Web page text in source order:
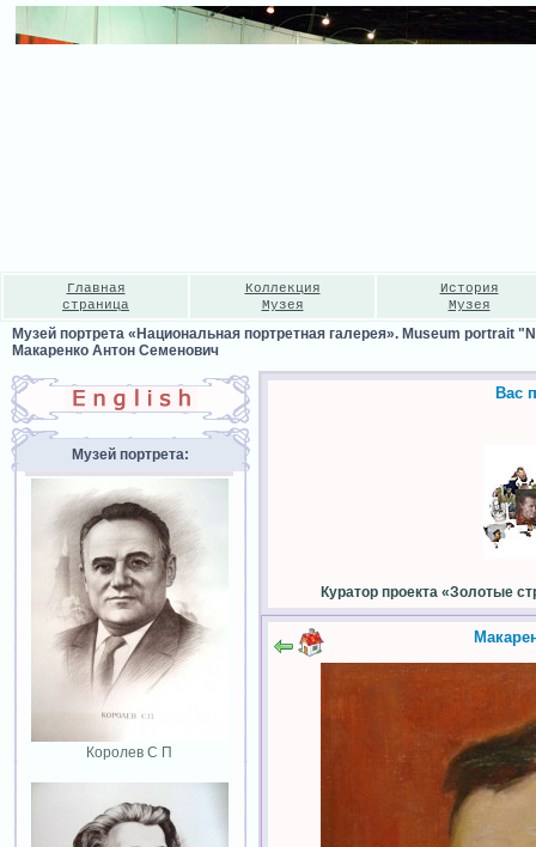
Главная
страница
Коллекция
Музея
История
Музея
Музей портрета «Национальная портретная галерея». Museum portrait
Макаренко Антон Семенович
Музей портрета:
Королев С П
Вас
Куратор проекта «Золотые